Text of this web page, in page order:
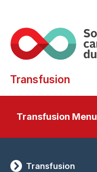
Transfusion
Transfusion Menu
Transfusion